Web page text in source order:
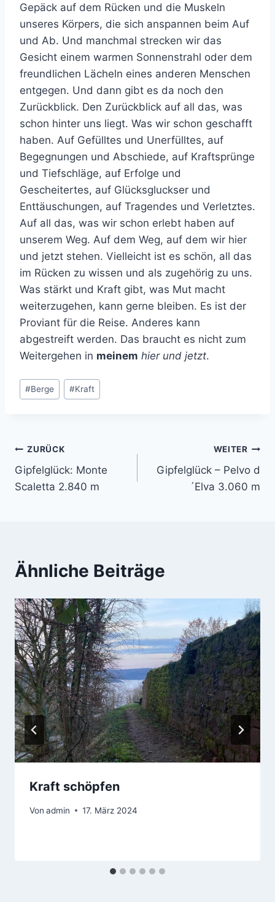
Gepäck auf dem Rücken und die Muskeln
unseres Körpers, die sich anspannen beim Auf
und Ab. Und manchmal strecken wir das
Gesicht einem warmen Sonnenstrahl oder dem
freundlichen Lächeln eines anderen Menschen
entgegen. Und dann gibt es da noch den
Zurückblick. Den Zurückblick auf all das, was
schon hinter uns liegt. Was wir schon geschafft
haben. Auf Gefülltes und Unerfülltes, auf
Begegnungen und Abschiede, auf Kraftsprünge
und Tiefschläge, auf Erfolge und
Gescheitertes, auf Glücksgluckser und
Enttäuschungen, auf Tragendes und Verletztes.
Auf all das, was wir schon erlebt haben auf
unserem Weg. Auf dem Weg, auf dem wir hier
und jetzt stehen. Vielleicht ist es schön, all das
im Rücken zu wissen und als zugehörig zu uns.
Was stärkt und Kraft gibt, was Mut macht
weiterzugehen, kann gerne bleiben. Es ist der
Proviant für die Reise. Anderes kann
abgestreift werden. Das braucht es nicht zum
Weitergehen in meinem hier und jetzt.
Schlagworte:
#Berge #Kraft
Beitrags-
Navigation
ZURÜCK
Gipfelglück: Monte
Scaletta 2.840 m
WEITER
Gipfelglück – Pelvo d
´Elva 3.060 m
Ähnliche Beiträge
Kraft schöpfen
Von admin 17. März 2024